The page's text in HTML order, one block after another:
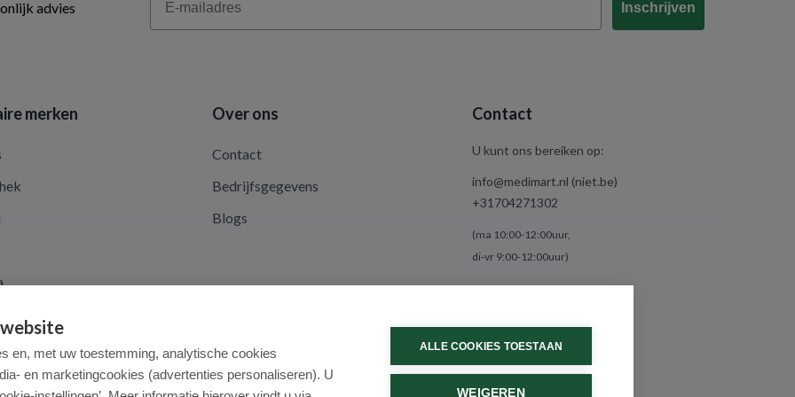
advies
Inschrijven
merken Over ons
Contact
Bedrijfsgegevens
Blogs
Contact
U kunt ons bereiken op:
info@medimart.nl (niet.be)
+31704271302
(ma 10:00-12:00uur,
di-vr 9:00-12:00uur)
en, met uw toestemming, analytische cookies
en marketingcookies (advertenties personaliseren). U
ALLE COOKIES TOESTAAN
WEIGEREN